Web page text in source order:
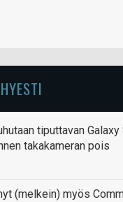
tiputtavan Galaxy
takakameran pois
(melkein) myös